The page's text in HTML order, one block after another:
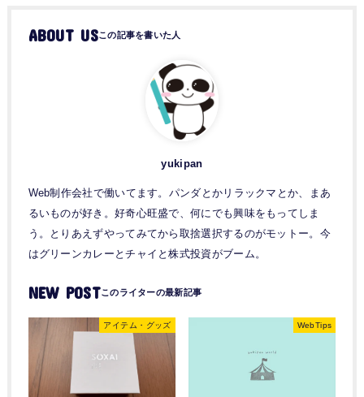
ABOUT US
yukipan
Web制作会社で働いてます。パンダとかリラックマとか、まあ
るいものが好き。好奇心旺盛で、何にでも興味をもってしま
う。とりあえずやってみてから取捨選択するのがモットー。今
はグリーンカレーとチャイと株式投資がブーム。
NEW POST
アイテム・グッズ WebTips